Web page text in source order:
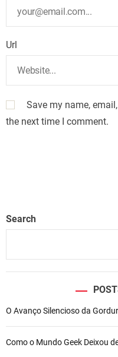
Url
Save my name,
the next time I comment.
Search
O Avanço Silencioso da
Como o Mundo Geek Deixou